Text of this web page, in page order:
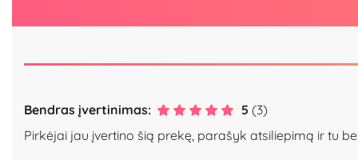
Bendras įvertinimas: 5 (3)
Pirkėjai jau įvertino šią prekę, parašyk atsiliepimą ir tu